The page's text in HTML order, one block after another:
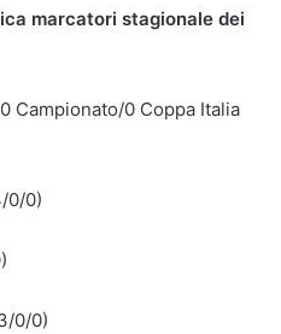
marcatori stagionale dei
Campionato/0 Coppa Italia
0/0)
0/0)